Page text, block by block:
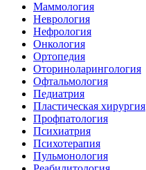
Маммология
Неврология
Нефрология
Онкология
Ортопедия
Оториноларингология
Офтальмология
Педиатрия
Пластическая хирургия
Профпатология
Психиатрия
Психотерапия
Пульмонология